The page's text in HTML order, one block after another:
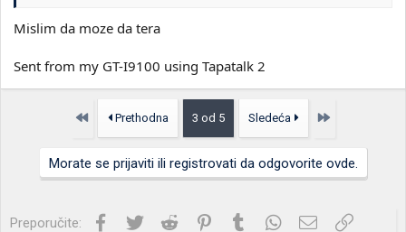
Mislim da moze da tera
Sent from my GT-I9100 using Tapatalk 2
Prvo Prethodna 3 od 5 Sledeća Poslednja
Morate se prijaviti ili registrovati da odgovorite ovde.
Preporučite: Facebook
Twitter Reddit PinterestTumblrWhatsApp
Imejl Link